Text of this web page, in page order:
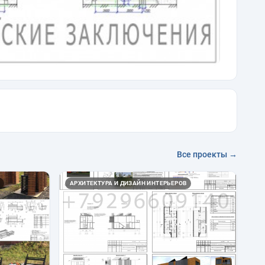
Все проекты →
АРХИТЕКТУРА И ДИЗАЙН ИНТЕРЬЕРОВ